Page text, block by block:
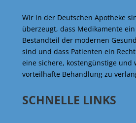
Wir in der Deutschen Apotheke
überzeugt, dass Medikamente
Bestandteil der modernen
sind und dass Patienten ein
eine sichere, kostengünstige und
vorteilhafte Behandlung zu
SCHNELLE LINKS